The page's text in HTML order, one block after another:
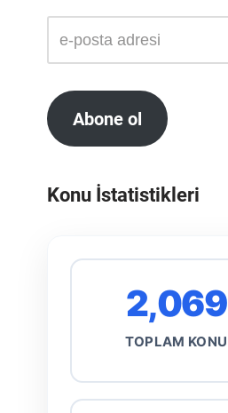
Abone ol
Konu İstatistikleri
2,069
TOPLAM KONU